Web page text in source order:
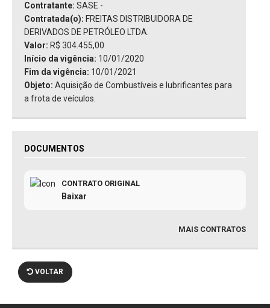
Contratante: SASE -
Contratada(o): FREITAS DISTRIBUIDORA DE
DERIVADOS DE PETRÓLEO LTDA.
Valor: R$ 304.455,00
Início da vigência: 10/01/2020
Fim da vigência: 10/01/2021
Objeto: Aquisição de Combustíveis e lubrificantes para
a frota de veículos.
DOCUMENTOS
CONTRATO ORIGINAL
Baixar
MAIS CONTRATOS
VOLTAR